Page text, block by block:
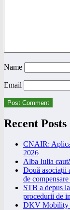
Name
Email
Recent Posts
CNAIR:
2026
Alba Iulia
Două asociații
de
STB a depus
procedurii de
DKV Mobility